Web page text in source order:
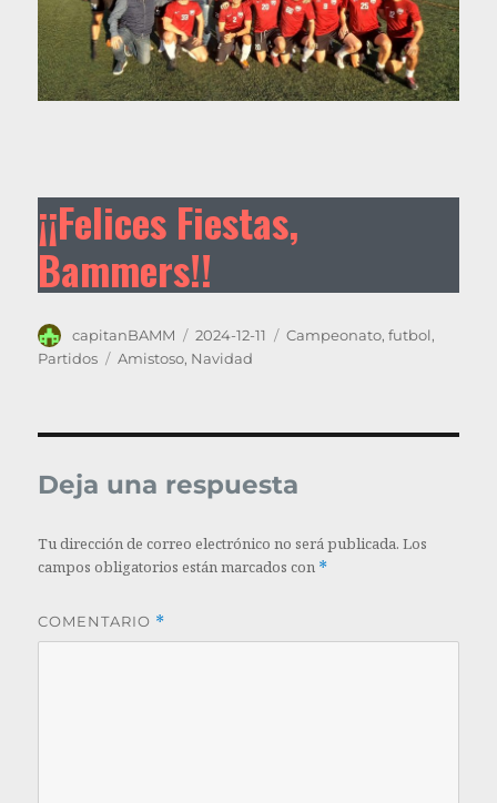
¡¡Felices Fiestas,
Bammers!!
Autor
capitanBAMM
Publicado
el
2024-12-11 Categorías
Campeonato,futbol,
Partidos
Etiquetas
Amistoso, Navidad
Deja una respuesta
Tu dirección de correo electrónico no será publicada. Los
campos obligatorios están marcados con *
COMENTARIO *